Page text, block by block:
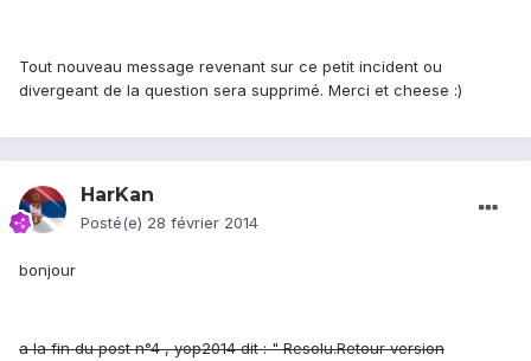
Tout nouveau message revenant sur ce petit incident ou
divergeant de la question sera supprimé. Merci et cheese :)
HarKan
Posté(e) 28 février 2014
bonjour
a la fin du post n°4 , yop2014 dit : " Resolu.Retour version